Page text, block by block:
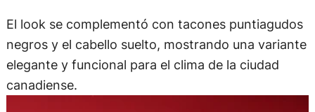
El look se complementó con tacones puntiagudos
negros y el cabello suelto, mostrando una variante
elegante y funcional para el clima de la ciudad
canadiense.